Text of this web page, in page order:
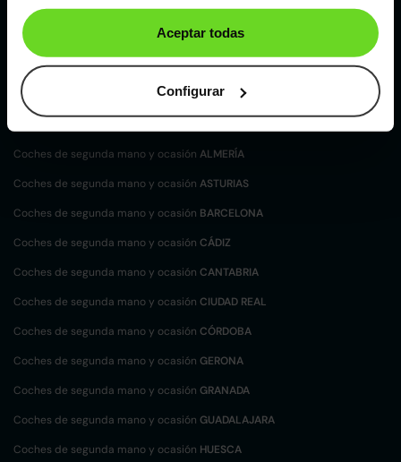
Aceptar todas
Configurar
Coches de segunda mano y ocasión por
localización
Coches de segunda mano y ocasiónALBACETE
Coches de segunda mano y ocasión ALMERÍA
Coches de segunda mano y ocasión ASTURIAS
Coches de segunda mano y ocasión BARCELONA
Coches de segunda mano y ocasión CÁDIZ
Coches de segunda mano y ocasión CANTABRIA
Coches de segunda mano y ocasión CIUDAD REAL
Coches de segunda mano y ocasión CÓRDOBA
Coches de segunda mano y ocasión GERONA
Coches de segunda mano y ocasión GRANADA
Coches de segunda mano y ocasión GUADALAJARA
Coches de segunda mano y ocasión HUESCA